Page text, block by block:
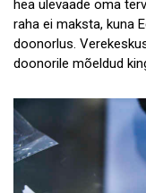
hea ülevaade oma
raha ei maksta, kuna
doonorlus.
doonorile mõeldud